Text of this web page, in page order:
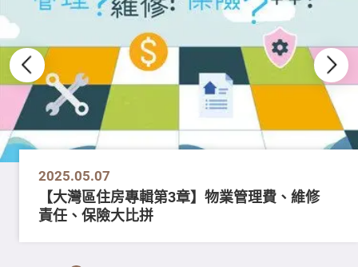
2025.05.07
【大灣區住房專輯第3章】物業管理費、維修
責任、保險大比拼